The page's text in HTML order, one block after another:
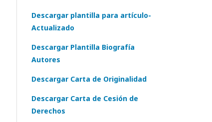
Descargar plantilla para artículo-
Actualizado
Descargar Plantilla Biografía
Autores
Descargar Carta de Originalidad
Descargar Carta de Cesión de
Derechos